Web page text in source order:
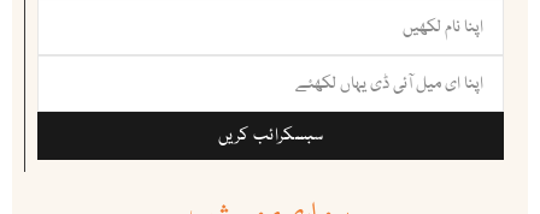
سبسکرائب کریں